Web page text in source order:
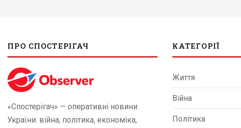
ПРО СПОСТЕРІГАЧ
«Спостерігач» — оперативні новини
України: війна, політика, економіка,
КАТЕГОРІЇ
Життя
Війна
Політика